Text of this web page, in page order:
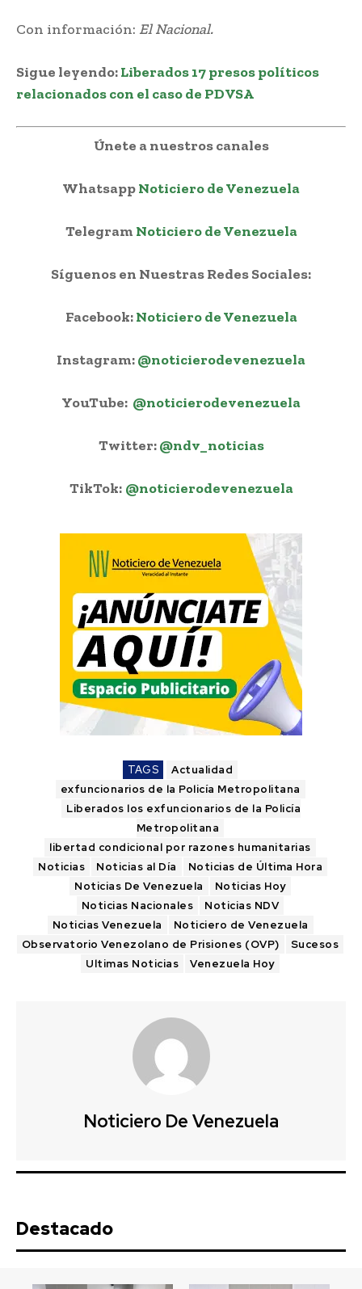
Con información: El Nacional.
Sigue leyendo:Liberados 17 presos políticos
relacionados con el caso de PDVSA
Únete a nuestros canales
WhatsappNoticiero de Venezuela
Telegram Noticiero de Venezuela
Síguenos en Nuestras Redes Sociales:
Facebook:Noticiero de Venezuela
Instagram:@noticierodevenezuela
YouTube: @noticierodevenezuela
Twitter:@ndv_noticias
TikTok: @noticierodevenezuela
TAGS
Actualidad
exfuncionarios de la Policía Metropolitana
Liberados los exfuncionarios de la Policía
Metropolitana
libertad condicional por razones humanitarias
Noticias
Noticias al Día
Noticias de Última Hora
Noticias De Venezuela
Noticias Hoy
Noticias Nacionales
Noticias NDV
Noticias Venezuela
Noticiero de Venezuela
Observatorio Venezolano de Prisiones (OVP)
Sucesos
Ultimas Noticias
Venezuela Hoy
Noticiero De Venezuela
Destacado